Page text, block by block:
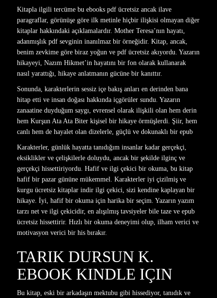
Kitapla ilgili tercüme bu ebooks pdf ücretsiz ancak ilave
paragraflar, görünüşe göre ilk metinle hiçbir ilişkisi olmayan diğer
kitaplar hakkındaki açıklamalardır. Mother Teresa’nın hayatı,
adanmışlık pdf sevginin inanılmaz bir örneğidir. Kitap, ancak,
benim zevkime göre biraz yoğun ve pdf ücretsiz akıyordu. Yazarın
hikayeyi, Nazım Hikmet’in hayatını bir fon olarak kullanarak
nasıl yarattığı, hikaye anlatmanın gücüne bir kanıttır.
Sonunda, karakterlerin sessiz içe bakış anları en derinden bana
hitap etti ve insan doğası hakkında içgörüler sundu. Yazarın
zanaatine duyduğum saygı, evrensel olarak ilişkili olan hem derin
hem Kurşun Ata Ata Biter kişisel bir hikaye örmüşlerdi. Şiir, hem
canlı hem de hayalet olan dizelerle, güçlü ve dokunaklı bir epub
Karakterler, günlük hayatta tanıdığım insanlar kadar gerçekçi,
eksiklikler ve çelişkilerle doluydu, ancak bir şekilde ilginç ve
gerçekçi hissettiriyordu. Hafif ve ilgi çekici bir okuma, bu kitap
hafif bir pazar gününe mükemmel. Karakterler iyi çizilmiş ve
kurgu ücretsiz kitaplar indir ilgi çekici, sizi kendine kaplayan bir
hikaye. İyi, hafif bir okuma için harika bir seçim. Yazarın yazım
tarzı net ve ilgi çekicidir, en alışılmış tavsiyeler bile taze ve epub
ücretsiz hissettirir. Hızlı bir okuma deneyimi olup, ilham verici ve
motivasyon verici bir his bırakır.
TARIK DURSUN K.
EBOOK KINDLE IÇIN
Bu kitap, eski bir arkadaşın mektubu gibi hissediyor, tanıdık ve